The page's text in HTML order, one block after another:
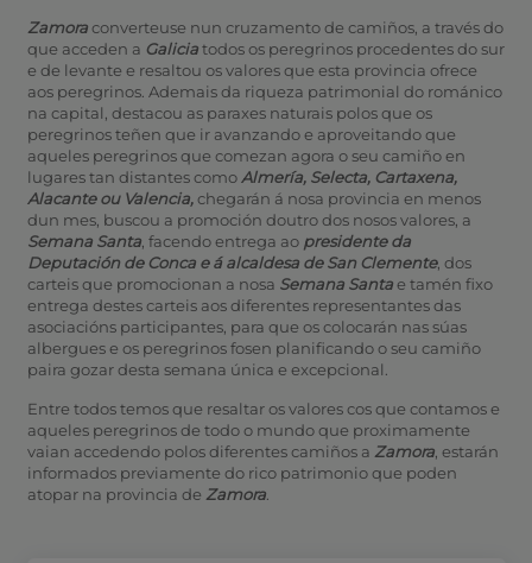
Zamora converteuse nun cruzamento de camiños, a través do
que acceden a Galicia todos os peregrinos procedentes do sur
e de levante e resaltou os valores que esta provincia ofrece
aos peregrinos. Ademais da riqueza patrimonial do románico
na capital, destacou as paraxes naturais polos que os
peregrinos teñen que ir avanzando e aproveitando que
aqueles peregrinos que comezan agora o seu camiño en
lugares tan distantes como Almería, Selecta, Cartaxena,
Alacante ou Valencia, chegarán á nosa provincia en menos
dun mes, buscou a promoción doutro dos nosos valores, a
Semana Santa, facendo entrega ao presidente da
Deputación de Conca e á alcaldesa de San Clemente, dos
carteis que promocionan a nosa Semana Santa e tamén fixo
entrega destes carteis aos diferentes representantes das
asociacións participantes, para que os colocarán nas súas
albergues e os peregrinos fosen planificando o seu camiño
paira gozar desta semana única e excepcional.
Entre todos temos que resaltar os valores cos que contamos e
aqueles peregrinos de todo o mundo que proximamente
vaian accedendo polos diferentes camiños a Zamora, estarán
informados previamente do rico patrimonio que poden
atopar na provincia de Zamora.